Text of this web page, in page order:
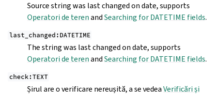
Source string was last changed on date, supports
Operatori de terenandSearching for DATETIME fields.
last_changed:DATETIME
The string was last changed on date, supports
Operatori de terenandSearching for DATETIME fields.
check:TEXT
Șirul are o verificare nereușită, a se vedeaVerificări și